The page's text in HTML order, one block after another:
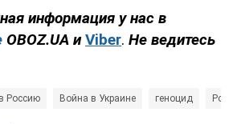
информация у нас в
OBOZ.UA и Viber. Не ведитесь
Россию Война в Украине геноцид